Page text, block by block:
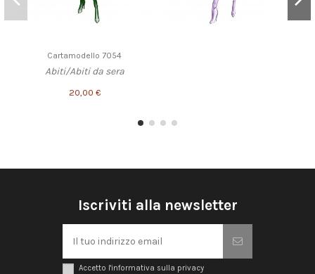
Cartamodello 7054
Abiti/Abiti da sera
20,00 €
Iscriviti alla newsletter
Accetto l'informativa sulla privacy